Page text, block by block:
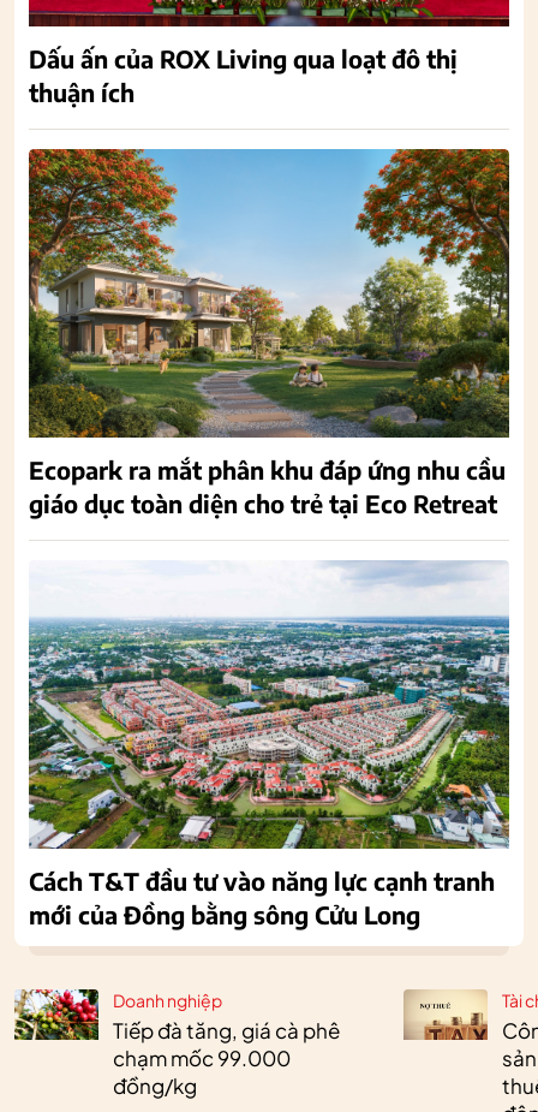
Doanh nghiệp
Tiếp đà tăng, giá cà phê
chạm mốc 99.000
đồng/kg
Tài
Dấu ấn của ROX Living qua loạt đô thị
thuận ích
Ecopark ra mắt phân khu đáp ứng nhu cầu
giáo dục toàn diện cho trẻ tại Eco Retreat
Cách T&T đầu tư vào năng lực cạnh tranh
mới của Đồng bằng sông Cửu Long